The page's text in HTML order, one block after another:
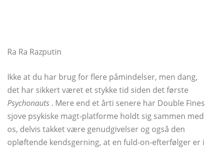
Ra Ra Razputin
Ikke at du har brug for flere påmindelser, men dang,
det har sikkert været et stykke tid siden det første
Psychonauts . Mere end et årti senere har Double Fines
sjove psykiske magt-platforme holdt sig sammen med
os, delvis takket være genudgivelser og også den
opløftende kendsgerning, at en fuld-on-efterfølger er i